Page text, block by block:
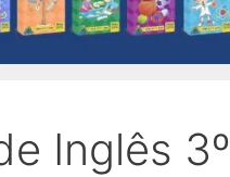
Inglês 3º